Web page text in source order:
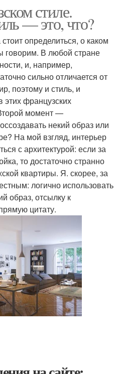
стиле.
— это, что?
определиться, о каком
говорим. В любой стране
и, например,
сильно отличается от
поэтому и стиль, и
этих французских
момент —
некий образ или
На мой взгляд, интерьер
с архитектурой: если за
то достаточно странно
квартиры. Я. скорее, за
логично использовать
образ, отсылку к
цитату.